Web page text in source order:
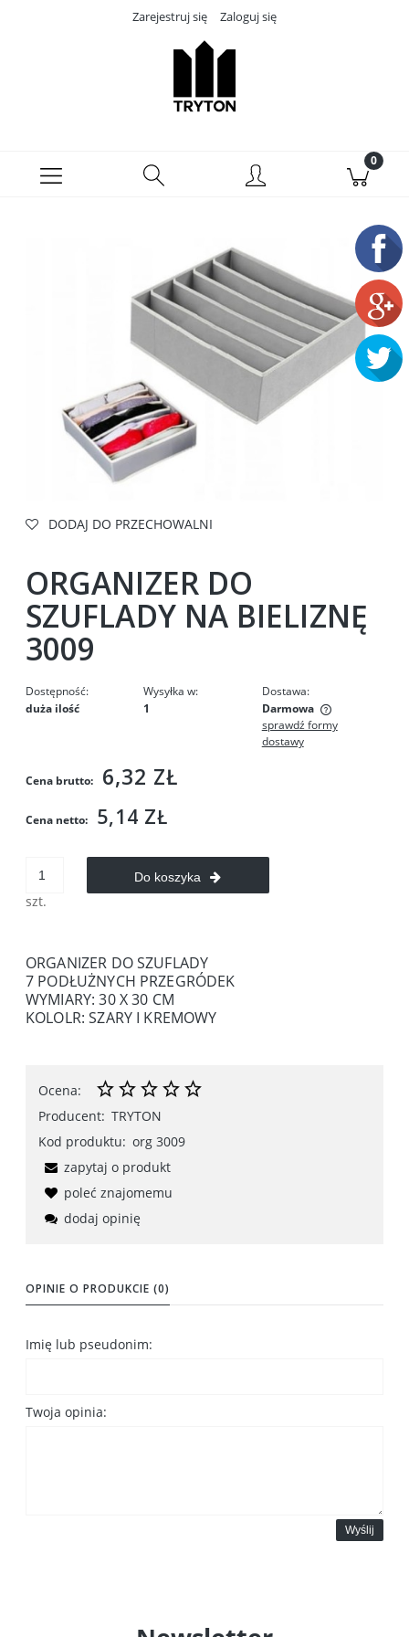
Zarejestruj się Zaloguj się
DODAJ DO PRZECHOWALNI
ORGANIZER DO
SZUFLADY NA BIELIZNĘ
3009
Dostępność:
duża ilość
Wysyłka w:
1
Dostawa:
Darmowa
Cena nie zawiera ewentualnych kosztów płatności
sprawdź formy
dostawy
Cena brutto: 6,32 ZŁ
Cena netto: 5,14 ZŁ
szt.
Do koszyka
ORGANIZER DO SZUFLADY
7 PODŁUŻNYCH PRZEGRÓDEK
WYMIARY: 30 X 30 CM
KOLOLR: SZARY I KREMOWY
Ocena:
Producent: TRYTON
Kod produktu: org 3009
zapytaj o produkt
poleć znajomemu
dodaj opinię
OPINIE O PRODUKCIE (0)
Imię lub pseudonim:
Twoja opinia:
Wyślij